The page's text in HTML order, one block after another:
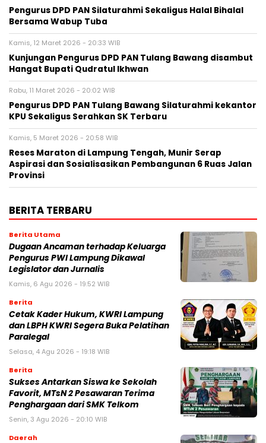
Pengurus DPD PAN Silaturahmi Sekaligus Halal Bihalal
Bersama Wabup Tuba
Kamis, 12 Maret 2026 - 20:33 WIB
Kunjungan Pengurus DPD PAN Tulang Bawang disambut
Hangat Bupati Qudratul Ikhwan
Rabu, 11 Maret 2026 - 20:02 WIB
Pengurus DPD PAN Tulang Bawang Silaturahmi kekantor
KPU Sekaligus Serahkan SK Terbaru
Kamis, 5 Maret 2026 - 20:58 WIB
Reses Maraton di Lampung Tengah, Munir Serap
Aspirasi dan Sosialisasikan Pembangunan 6 Ruas Jalan
Provinsi
BERITA TERBARU
Berita Utama
Dugaan Ancaman terhadap Keluarga
Pengurus PWI Lampung Dikawal
Legislator dan Jurnalis
Kamis, 6 Agu 2026 - 19:52 WIB
Berita
Cetak Kader Hukum, KWRI Lampung
dan LBPH KWRI Segera Buka Pelatihan
Paralegal
Selasa, 4 Agu 2026 - 19:18 WIB
Berita
Sukses Antarkan Siswa ke Sekolah
Favorit, MTsN 2 Pesawaran Terima
Penghargaan dari SMK Telkom
Senin, 3 Agu 2026 - 20:10 WIB
Daerah